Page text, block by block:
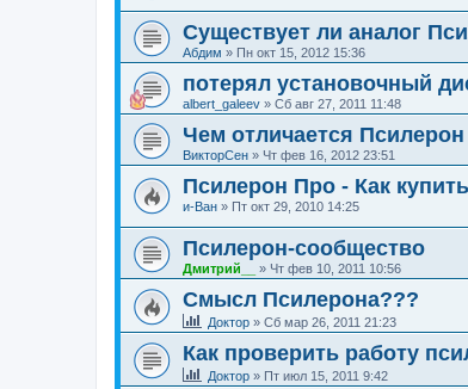
Существует ли аналог
Абдим » Пн окт 15, 2012 15:36
потерял установочный
albert_galeev » Сб авг 27, 2011 11:48
Чем отличается
ВикторСен » Чт фев 16, 2012 23:51
Псилерон Про - Как
и-Ван » Пт окт 29, 2010 14:25
Псилерон-сообщество
Дмитрий__ » Чт фев 10, 2011 10:56
Смысл Псилерона???
Доктор » Сб мар 26, 2011 21:23
Как проверить работу
Доктор » Пт июл 15, 2011 9:42